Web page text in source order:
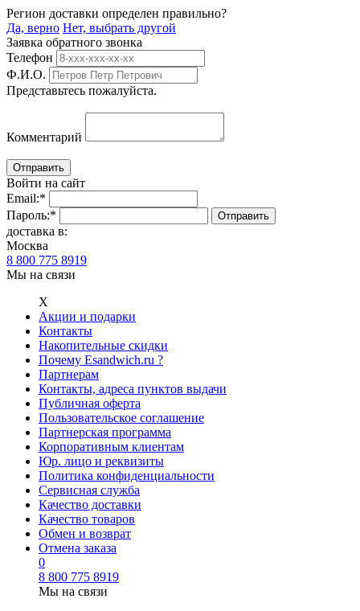
Регион доставки определен правильно?
Да, верно Нет, выбрать другой
Заявка обратного звонка
Телефон
Ф.И.О.
Представьтесь пожалуйста.
Комментарий
Войти на сайт
Email:*
Пароль:*
доставка в:
Москва
8 800 775 8919
Мы на связи
Х
Акции и подарки
Контакты
Накопительные скидки
Почему Esandwich.ru ?
Партнерам
Контакты, адреса пунктов выдачи
Публичная оферта
Пользовательское соглашение
Партнерская программа
Корпоративным клиентам
Юр. лицо и реквизиты
Политика конфиденциальности
Сервисная служба
Качество доставки
Качество товаров
Обмен и возврат
Отмена заказа
0
8 800 775 8919
Мы на связи